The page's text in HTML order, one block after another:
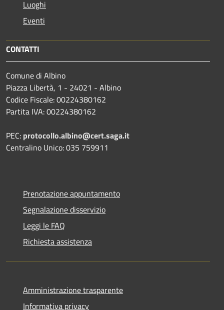
Luoghi
Eventi
CONTATTI
Comune di Albino
Piazza Libertà, 1 - 24021 - Albino
Codice Fiscale: 00224380162
Partita IVA: 00224380162
PEC: protocollo.albino@cert.saga.it
Centralino Unico: 035 759911
Prenotazione appuntamento
Segnalazione disservizio
Leggi le FAQ
Richiesta assistenza
Amministrazione trasparente
Informativa privacy